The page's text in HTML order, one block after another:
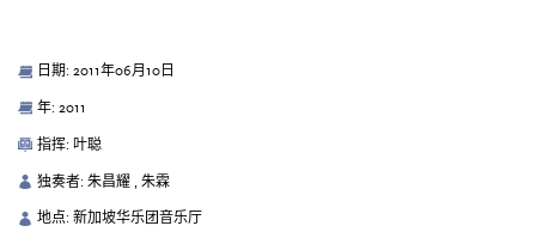
日期: 2011年06月10日
年: 2011
指挥: 叶聪
独奏者: 朱昌耀 , 朱霖
地点: 新加坡华乐团音乐厅